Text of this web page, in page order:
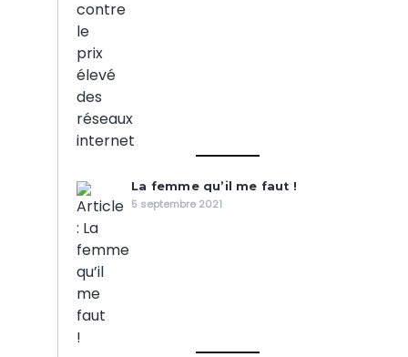
La femme qu’il me faut !
5 septembre 2021